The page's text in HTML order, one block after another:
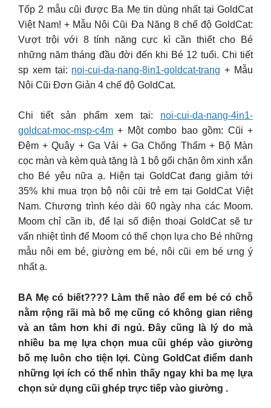
Tốp 2 mẫu cũi được Ba Mẹ tin dùng nhất tại GoldCat
Việt Nam! + Mẫu Nôi Cũi Đa Năng 8 chế độ GoldCat:
Vượt trội với 8 tính năng cực kì cần thiết cho Bé
những năm tháng đầu đời đến khi Bé 12 tuổi. Chi tiết
sp xem tại: noi-cui-da-nang-8in1-goldcat-trang + Mẫu
Nôi Cũi Đơn Giản 4 chế độ GoldCat.
Chi tiết sản phẩm xem tại: noi-cui-da-nang-4in1-
goldcat-moc-msp-c4m + Một combo bao gồm: Cũi +
Đệm + Quây + Ga Vải + Ga Chống Thấm + Bộ Màn
cọc màn và kèm quà tặng là 1 bộ gối chặn ôm xinh xắn
cho Bé yêu nữa ạ. Hiện tại GoldCat đang giảm tới
35% khi mua trọn bộ nôi cũi trẻ em tại GoldCat Việt
Nam. Chương trình kéo dài 60 ngày nha các Moom.
Moom chỉ cần ib, để lại số điện thoại GoldCat sẽ tư
vấn nhiệt tình để Moom có thể chọn lựa cho Bé những
mẫu nôi em bé, giường em bé, nôi cũi em bé ưng ý
nhất ạ.
BA Mẹ có biết???? Làm thế nào để em bé có chỗ
nằm rộng rãi mà bố mẹ cũng có không gian riêng
và an tâm hơn khi đi ngủ. Đây cũng là lý do mà
nhiều ba mẹ lựa chọn mua cũi ghép vào giường
bố mẹ luôn cho tiện lợi. Cùng GoldCat điểm danh
những lợi ích có thể nhìn thấy ngay khi ba mẹ lựa
chọn sử dụng cũi ghép trực tiếp vào giường .